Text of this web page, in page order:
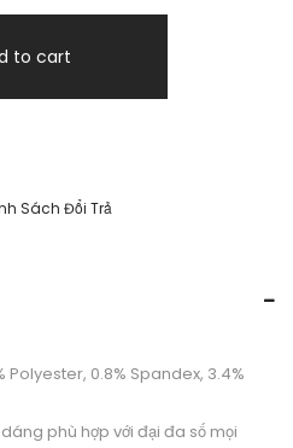
to cart
Sách Đổi Trả
Polyester, 0.8% Spandex, 3.4%
phù hợp với đại đa số mọi